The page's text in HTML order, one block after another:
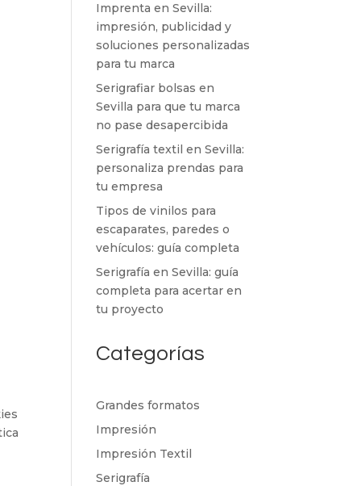
Imprenta en Sevilla:
impresión, publicidad y
soluciones personalizadas
para tu marca
Serigrafiar bolsas en
Sevilla para que tu marca
no pase desapercibida
Serigrafía textil en Sevilla:
personaliza prendas para
tu empresa
Tipos de vinilos para
escaparates, paredes o
vehículos: guía completa
Serigrafía en Sevilla: guía
completa para acertar en
tu proyecto
Categorías
Grandes formatos
Impresión
Impresión Textil
Serigrafía